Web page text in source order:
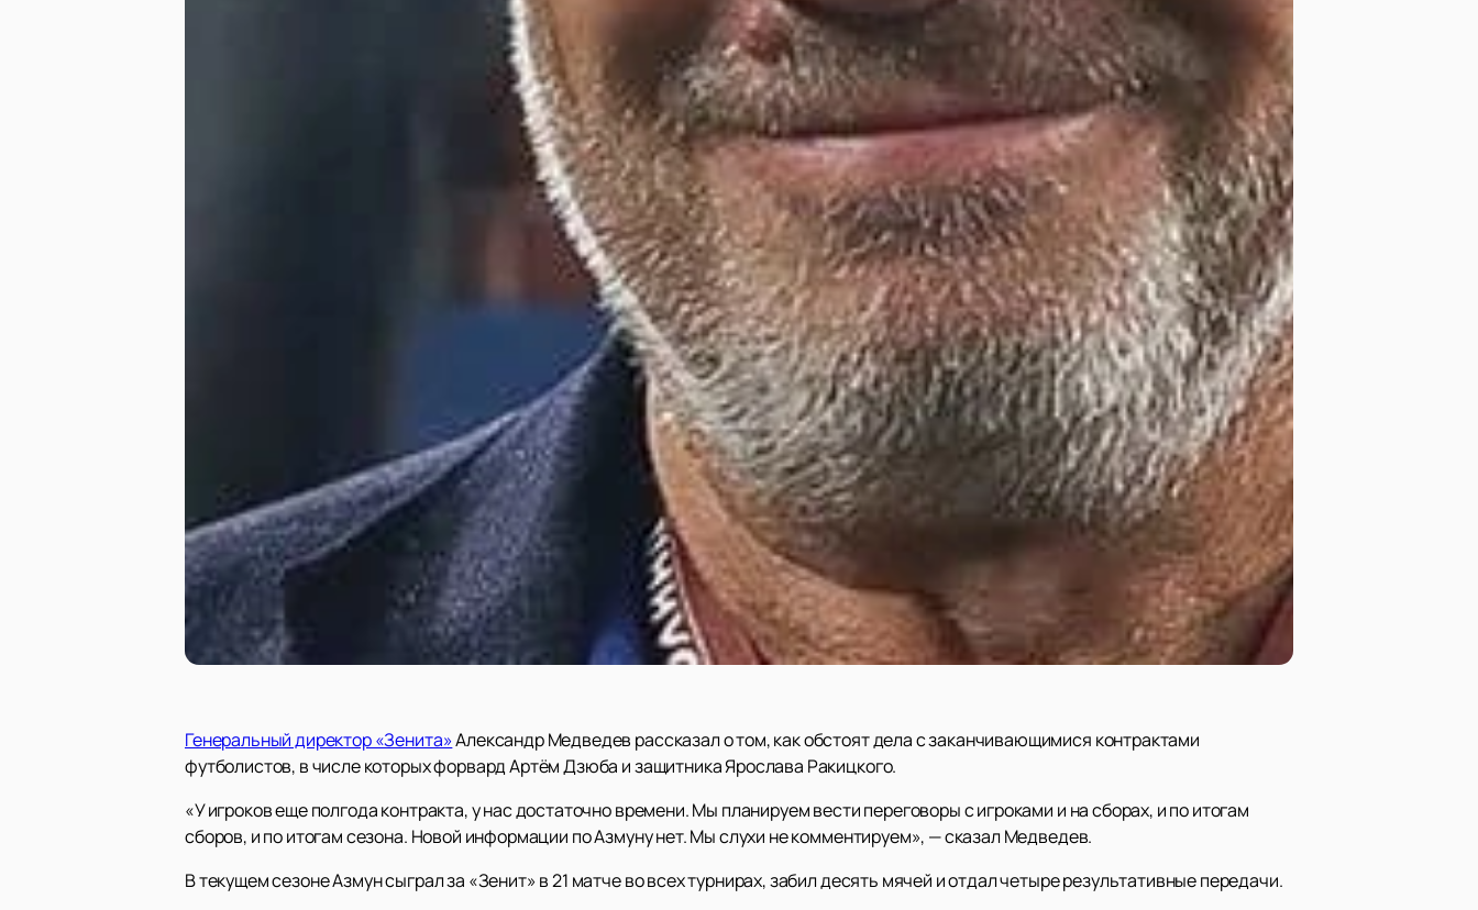
Генеральный директор «Зенита»Александр Медведев рассказал о том, как обстоят дела с заканчивающимися контрактами
футболистов, в числе которых форвард Артём Дзюба и защитника Ярослава Ракицкого.
«У игроков еще полгода контракта, у нас достаточно времени. Мы планируем вести переговоры с игроками и на сборах, и по итогам
сборов, и по итогам сезона. Новой информации по Азмуну нет. Мы слухи не комментируем», — сказал Медведев.
В текущем сезоне Азмун сыграл за «Зенит» в 21 матче во всех турнирах, забил десять мячей и отдал четыре результативные передачи.